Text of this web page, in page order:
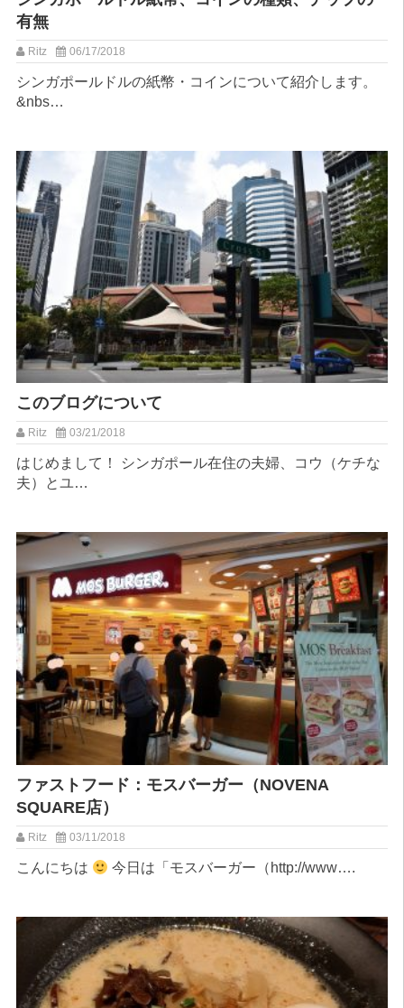
有無
Ritz 06/17/2018
シンガポールドルの紙幣・コインについて紹介します。
&nbs…
このブログについて
Ritz 03/21/2018
はじめまして！ シンガポール在住の夫婦、コウ（ケチな
夫）とユ…
ファストフード：モスバーガー（NOVENA
SQUARE店）
Ritz 03/11/2018
こんにちは 今日は「モスバーガー（http://www….